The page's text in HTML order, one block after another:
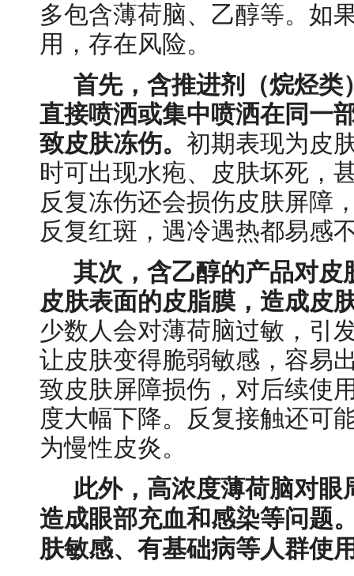
多包含薄荷脑、乙醇等。如
用，存在风险。
首先，含推进剂（烷烃
直接喷洒或集中喷洒在同一
致皮肤冻伤。 初期表现为皮
时可出现水疱、皮肤坏死，
反复冻伤还会损伤皮肤屏障
反复红斑，遇冷遇热都易感
其次，含乙醇的产品对
皮肤表面的皮脂膜，造成皮
少数人会对薄荷脑过敏，引
让皮肤变得脆弱敏感，容易
致皮肤屏障损伤，对后续使
度大幅下降。反复接触还可
为慢性皮炎。
此外，高浓度薄荷脑对
造成眼部充血和感染等问题
肤敏感、有基础病等人群使